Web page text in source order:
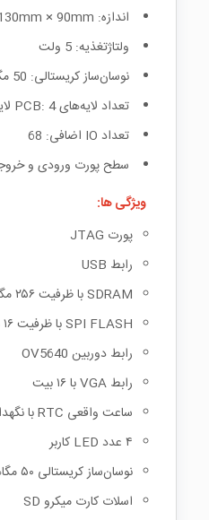
اندازه: 90mm
×
ولتاژتغذیه: 5 ولت
نوسان‌ساز کریستالی: 50 مگاهرتز
تعداد لایه‌هایPCB: 4
تعداد IO اضافی: 68
سطح پورت ورودی و
ویژگی ها:
پورت JTAG
رابط USB
SDRAM با ظرفیت ۲۵۶ مگابیت
SPI FLASH با ظرفیت ۱۶ مگابیت
رابط دوربین OV5640
رابط VGA با ۱۶ بیت
ساعت واقعی RTC با نگهدارنده باتری
۴ عدد LED کاربر
نوسان‌ساز کریستالی ۵۰ مگاهرتزی
اسلات کارت میکرو SD